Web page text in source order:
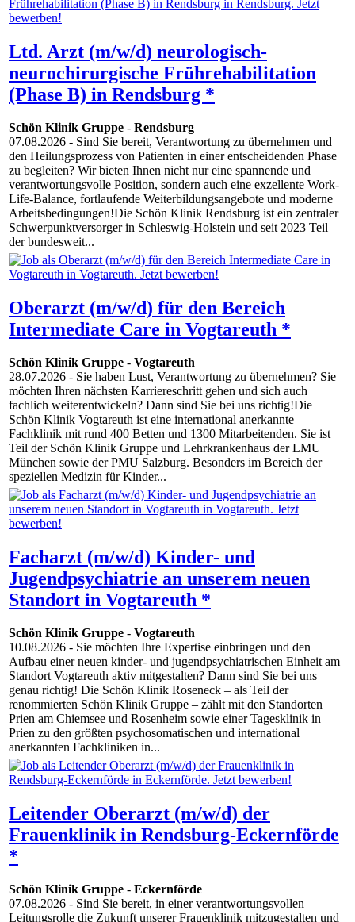
Ltd. Arzt (m/w/d) neurologisch-
neurochirurgische Frührehabilitation
(Phase B) in Rendsburg *
Schön Klinik Gruppe - Rendsburg
07.08.2026 - Sind Sie bereit, Verantwortung zu übernehmen und
den Heilungsprozess von Patienten in einer entscheidenden Phase
zu begleiten? Wir bieten Ihnen nicht nur eine spannende und
verantwortungsvolle Position, sondern auch eine exzellente Work-
Life-Balance, fortlaufende Weiterbildungsangebote und moderne
Arbeitsbedingungen!Die Schön Klinik Rendsburg ist ein zentraler
Schwerpunktversorger in Schleswig-Holstein und seit 2023 Teil
der bundesweit...
Oberarzt (m/w/d) für den Bereich
Intermediate Care in Vogtareuth *
Schön Klinik Gruppe - Vogtareuth
28.07.2026 - Sie haben Lust, Verantwortung zu übernehmen? Sie
möchten Ihren nächsten Karriereschritt gehen und sich auch
fachlich weiterentwickeln? Dann sind Sie bei uns richtig!Die
Schön Klinik Vogtareuth ist eine international anerkannte
Fachklinik mit rund 400 Betten und 1300 Mitarbeitenden. Sie ist
Teil der Schön Klinik Gruppe und Lehrkrankenhaus der LMU
München sowie der PMU Salzburg. Besonders im Bereich der
speziellen Medizin für Kinder...
Facharzt (m/w/d) Kinder- und
Jugendpsychiatrie an unserem neuen
Standort in Vogtareuth *
Schön Klinik Gruppe - Vogtareuth
10.08.2026 - Sie möchten Ihre Expertise einbringen und den
Aufbau einer neuen kinder- und jugendpsychiatrischen Einheit am
Standort Vogtareuth aktiv mitgestalten? Dann sind Sie bei uns
genau richtig! Die Schön Klinik Roseneck – als Teil der
renommierten Schön Klinik Gruppe – zählt mit den Standorten
Prien am Chiemsee und Rosenheim sowie einer Tagesklinik in
Prien zu den größten psychosomatischen und international
anerkannten Fachkliniken in...
Leitender Oberarzt (m/w/d) der
Frauenklinik in Rendsburg-Eckernförde
*
Schön Klinik Gruppe - Eckernförde
07.08.2026 - Sind Sie bereit, in einer verantwortungsvollen
Leitungsrolle die Zukunft unserer Frauenklinik mitzugestalten und